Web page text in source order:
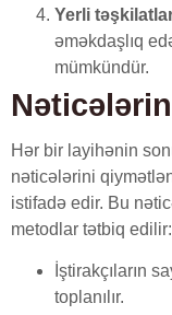
Yerli
əməkdaşlıq
mümkündür.
Hər bir layihənin
nəticələrini
istifadə edir. Bu
metodlar tətbiq edilir:
İştirakçıların
toplanılır.